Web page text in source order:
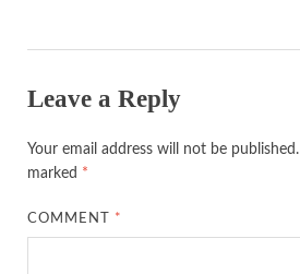
Leave a Reply
Your email address will not be published.
marked *
COMMENT *